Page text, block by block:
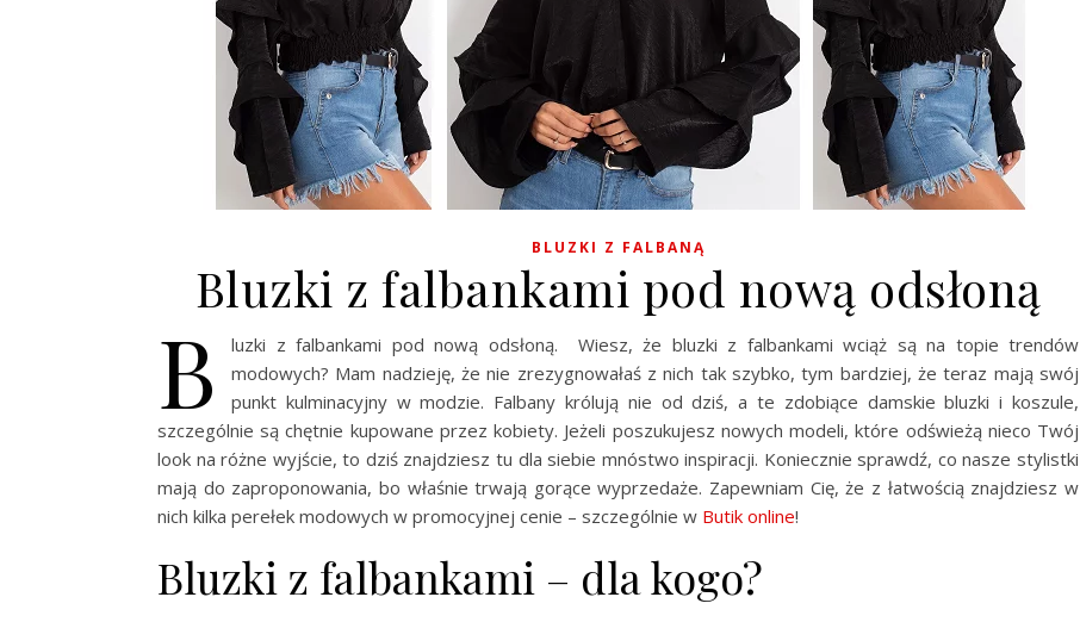
BLUZKI Z FALBANĄ
Bluzki z falbankami pod nową odsłoną
B
luzki z falbankami pod nową odsłoną. Wiesz, że bluzki z falbankami wciąż są na topie trendów
modowych? Mam nadzieję, że nie zrezygnowałaś z nich tak szybko, tym bardziej, że teraz mają swój
punkt kulminacyjny w modzie. Falbany królują nie od dziś, a te zdobiące damskie bluzki i koszule,
szczególnie są chętnie kupowane przez kobiety. Jeżeli poszukujesz nowych modeli, które odświeżą nieco Twój
look na różne wyjście, to dziś znajdziesz tu dla siebie mnóstwo inspiracji. Koniecznie sprawdź, co nasze stylistki
mają do zaproponowania, bo właśnie trwają gorące wyprzedaże. Zapewniam Cię, że z łatwością znajdziesz w
nich kilka perełek modowych w promocyjnej cenie – szczególnie w Butik online!
Bluzki z falbankami – dla kogo?